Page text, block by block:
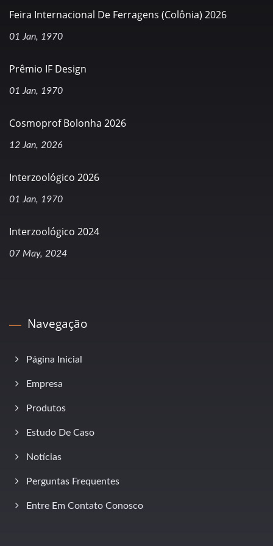
Feira Internacional De Ferragens (Colônia) 2026
01 Jan, 1970
Prêmio IF Design
01 Jan, 1970
Cosmoprof Bolonha 2026
12 Jan, 2026
Interzoológico 2026
01 Jan, 1970
Interzoológico 2024
07 May, 2024
Navegação
Página Inicial
Empresa
Produtos
Estudo De Caso
Notícias
Perguntas Frequentes
Entre Em Contato Conosco